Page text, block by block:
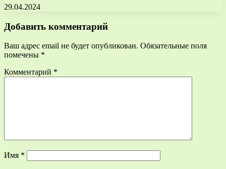
29.04.2024
Добавить комментарий
Ваш адрес email не будет опубликован. Обязательные поля
помечены *
Комментарий *
Имя *